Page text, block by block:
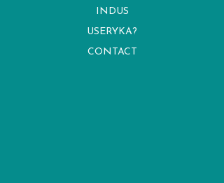
INDUS
USERYKA?
CONTACT